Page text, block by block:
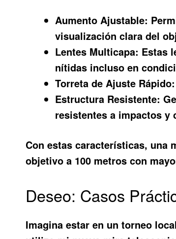
Aumento Ajustable:
visualización clara del
Lentes Multicapa: Estas
nítidas incluso en
Torreta de Ajuste Rápido:
Estructura Resistente:
resistentes a impactos y
Con estas características, una
objetivo a 100 metros con
Deseo: Casos
Imagina estar en un torneo